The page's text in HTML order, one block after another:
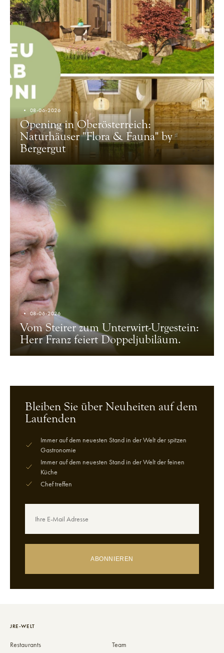
08-06-2026
Opening in Oberösterreich:
Naturhäuser "Flora & Fauna" by
Bergergut
08-06-2026
Vom Steirer zum Unterwirt-Urgestein:
Herr Franz feiert Doppeljubiläum.
Bleiben Sie über Neuheiten auf dem
Laufenden
Immer auf dem neuesten Stand in der Welt der spitzen
Gastronomie
Immer auf dem neuesten Stand in der Welt der feinen
Küche
Chef treffen
ABONNIEREN
JRE-WELT
Restaurants
Team